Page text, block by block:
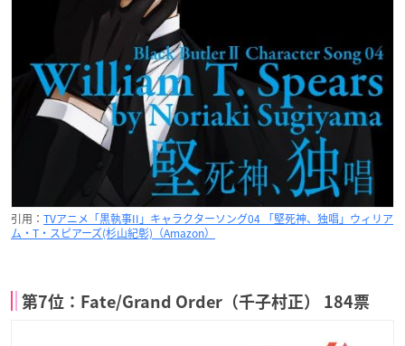
引用： TVアニメ「黒執事II」キャラクターソング04 「堅死神、独唱」ウィリア
ム・T・スピアーズ(杉山紀彰)（Amazon）
第7位：Fate/Grand Order（千子村正） 184票